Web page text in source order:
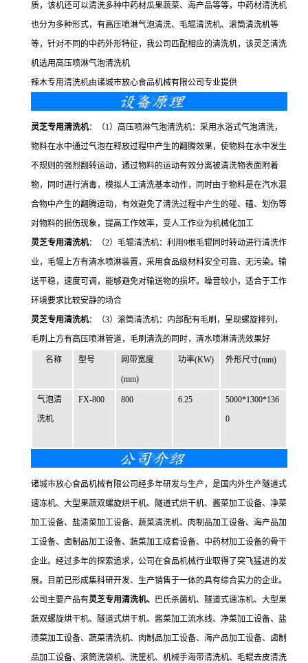
质，该机还可以清洗多种中药材瓜果蔬菜、海产品等等，中药材清洗机
也分为多种形式，有高压喷淋气泡清洗、毛辊清洗机、滚筒清洗机等
等，针对不同的中药外形特征，我公司匹配相应的清洗机，该灵芝清洗
机选用高压喷淋气泡清洗机
辣木专用清洗机由诸城市放心食品机械有限公司专业提供
灵芝专用清洗机：（1）高压喷淋气泡清洗机：采用水浴式气泡清洗，
物料在水中通过气泡在释放过程中产生的翻腾效果，使物料在水中发生
不规则的强烈翻转运动，通过物料的运动有效分离被清洗物表面附着
物，同时进行消毒，模拟人工清洗基本动作，同时由于物料是在汽水混
合物中产生的翻腾运动，有效避免了清洗过程中产生的碰、磕、划伤等
对物料的损伤现象，提高工作效率，变人工作业为机械化加工
灵芝专用清洗机：（2）毛辊清洗机：利用9根毛辊同时转动进行清洗作
业，毛辊上方有清水喷淋装置，采用食品级材料安全可靠、无污染。输
送平稳，速度可调，能够避免对输送物的损坏。噪音较小，适合于工作
环境要求比较安静的场合
灵芝专用清洗机：（3）滚筒清洗机：内部配有毛刷，呈现螺旋排列，
毛刷上方有高压喷淋管道，毛刷清洗的同时，清水喷淋清洗效果好
名称 型号
网带宽度
(mm)
功率(KW) 外形尺寸(mm)
气泡清
洗机
FX-800 800 6.25
5000*1300*136
0
诸城市放心食品机械有限公司经多年研发与生产，是国内外生产隧道式
速冻机、大型果蔬双螺旋烘干机、隧道式烘干机、酱菜加工设备、净菜
加工设备、盐渍菜加工设备、蔬菜清洗机、肉制品加工设备、海产品加
工设备、卤制品加工设备、蔬菜加工成套设备、中药材加工设备的骨干
企业。经过多年的探索追求，公司在食品机械行业取得了突飞猛进的发
展。目前已形成集科研开发、生产销售于一体的具有综合实力的企业。
公司主要产品有灵芝专用清洗机、 巴氏杀菌机、隧道式速冻机、大型果
蔬双螺旋烘干机、隧道式烘干机、酱菜加工流水线、净菜加工设备、盐
渍菜加工设备、蔬菜清洗机、肉制品加工设备、海产品加工设备、卤制
品加工设备、滚筒洗袋机、洗筐机、机械手海带清洗机、毛辊去皮清洗